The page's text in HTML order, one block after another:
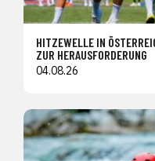
HITZEWELLE IN
ZUR HERAUSFORDERUNG
04.08.26